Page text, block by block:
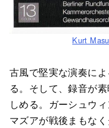
Kurt
古風で堅実な演奏に
る。そして、録音が
しめる。ガーシュウ
マズアが戦後まもな